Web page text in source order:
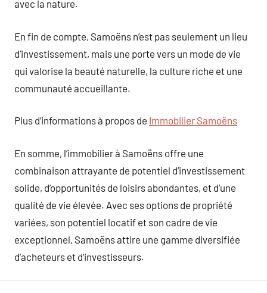
avec la nature.
En fin de compte, Samoëns n’est pas seulement un lieu
d’investissement, mais une porte vers un mode de vie
qui valorise la beauté naturelle, la culture riche et une
communauté accueillante.
Plus d’informations à propos de Immobilier Samoëns
En somme, l’immobilier à Samoëns offre une
combinaison attrayante de potentiel d’investissement
solide, d’opportunités de loisirs abondantes, et d’une
qualité de vie élevée. Avec ses options de propriété
variées, son potentiel locatif et son cadre de vie
exceptionnel, Samoëns attire une gamme diversifiée
d’acheteurs et d’investisseurs.